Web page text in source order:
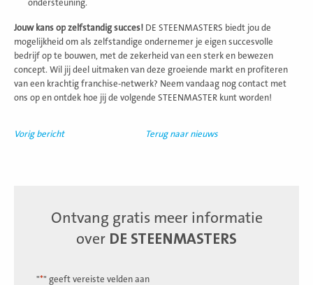
ondersteuning.
Jouw kans op zelfstandig succes! DE STEENMASTERS biedt jou de
mogelijkheid om als zelfstandige ondernemer je eigen succesvolle
bedrijf op te bouwen, met de zekerheid van een sterk en bewezen
concept. Wil jij deel uitmaken van deze groeiende markt en profiteren
van een krachtig franchise-netwerk? Neem vandaag nog contact met
ons op en ontdek hoe jij de volgende STEENMASTER kunt worden!
Vorig bericht Terug naar nieuws
Ontvang gratis meer informatie
over DE STEENMASTERS
"*" geeft vereiste velden aan